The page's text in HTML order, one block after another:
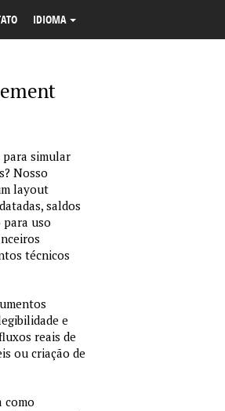
IDIOMA
simular
Nosso
layout
saldos
uso
técnicos
e
reais de
ou criação de
como